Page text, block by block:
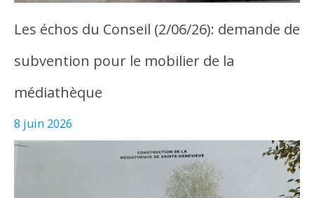
Les échos du Conseil (2/06/26): demande de
subvention pour le mobilier de la
médiathèque
8 juin 2026